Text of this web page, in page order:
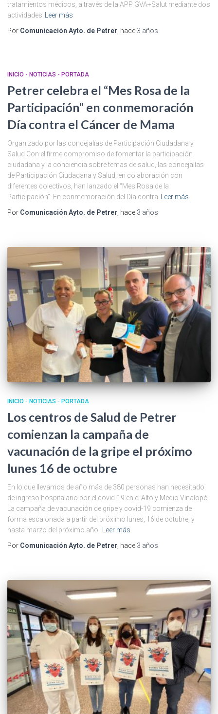
tratamientos médicos, a través de la APP GVA+Salut mediante dos
actividades
Leer más
Por Comunicación Ayto. de Petrer , hace 3 años
INICIO - NOTICIAS - PORTADA
Petrer celebra el “Mes Rosa de la
Participación” en conmemoración
Día contra el Cáncer de Mama
Organizado por las concejalías de Participación Ciudadana y
Salud Con el firme compromiso de fomentar la participación
ciudadana y la conciencia sobre temas de salud, las concejalías
de Participación Ciudadana y Salud, en colaboración con
diferentes colectivos, han lanzado el “Mes Rosa de la
Participación”. En conmemoración del Día contra
Leer más
Por Comunicación Ayto. de Petrer , hace 3 años
INICIO - NOTICIAS - PORTADA
Los centros de Salud de Petrer
comienzan la campaña de
vacunación de la gripe el próximo
lunes 16 de octubre
En lo que llevamos de año más de 380 personas han necesitado
de ingreso hospitalario por el covid-19 en el Alto y Medio Vinalopó
La campaña de vacunación de gripe y covid-19 comienza de
forma escalonada a partir del próximo lunes, 16 de octubre, y
hasta marzo del próximo año. Leer más
Por Comunicación Ayto. de Petrer, hace 3 años